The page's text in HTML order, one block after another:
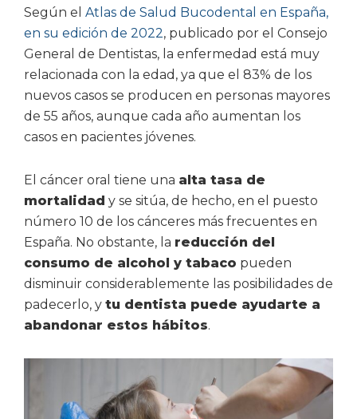
Según el Atlas de Salud Bucodental en España,
en su edición de 2022, publicado por el Consejo
General de Dentistas, la enfermedad está muy
relacionada con la edad, ya que el 83% de los
nuevos casos se producen en personas mayores
de 55 años, aunque cada año aumentan los
casos en pacientes jóvenes.
El cáncer oral tiene una alta tasa de
mortalidad y se sitúa, de hecho, en el puesto
número 10 de los cánceres más frecuentes en
España. No obstante, la reducción del
consumo de alcohol y tabaco pueden
disminuir considerablemente las posibilidades de
padecerlo, y tu dentista puede ayudarte a
abandonar estos hábitos.